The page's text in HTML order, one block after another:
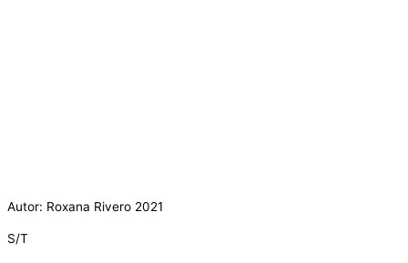
Autor: Roxana Rivero 2021
S/T